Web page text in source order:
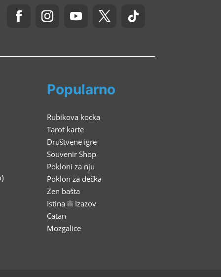
Popularno
Rubikova kocka
Tarot karte
Društvene igre
Souvenir Shop
Pokloni za nju
Poklon za dečka
Zen bašta
Istina ili Izazov
Catan
Mozgalice